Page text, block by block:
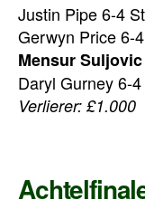
Justin Pipe 6-4
Gerwyn Price 6-
Mensur Suljovic
Daryl Gurney 6-
Verlierer: £1.000